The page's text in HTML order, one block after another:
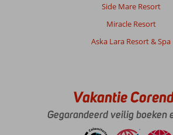
Side Mare Resort
Miracle Resort
Aska Lara Resort & Spa
Vakantie
Gegarandeerd veilig boeken